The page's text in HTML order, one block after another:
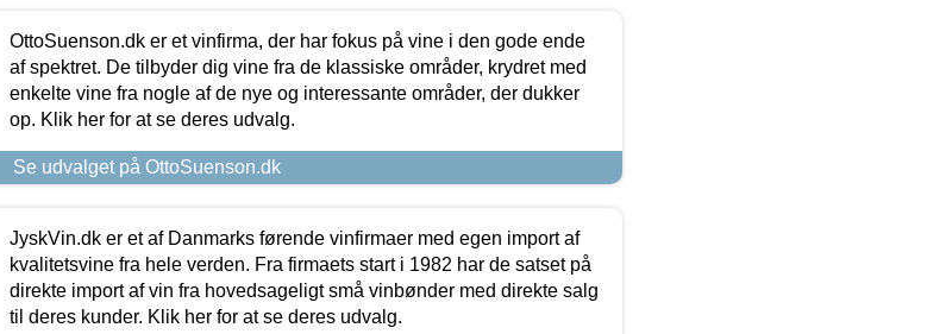
OttoSuenson.dk er et vinfirma, der har fokus på vine i den gode ende
af spektret. De tilbyder dig vine fra de klassiske områder, krydret med
enkelte vine fra nogle af de nye og interessante områder, der dukker
op. Klik her for at se deres udvalg.
Se udvalget på OttoSuenson.dk
JyskVin.dk er et af Danmarks førende vinfirmaer med egen import af
kvalitetsvine fra hele verden. Fra firmaets start i 1982 har de satset på
direkte import af vin fra hovedsageligt små vinbønder med direkte salg
til deres kunder. Klik her for at se deres udvalg.